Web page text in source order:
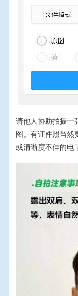
请他人协助拍摄一
图。有证件照当然
或清晰度不佳的电